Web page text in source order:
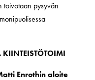
toivotaan pysyvän
Enrothin aloite